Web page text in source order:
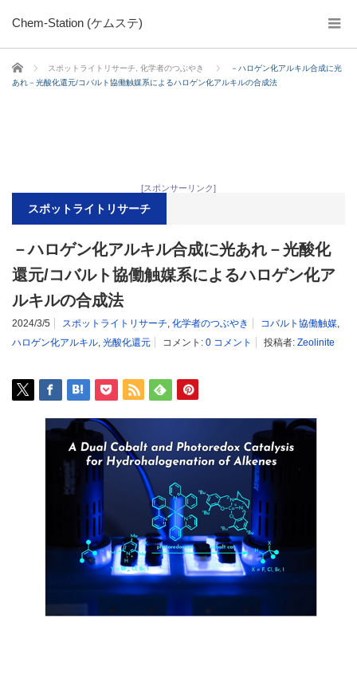
Chem-Station (ケムステ)
ホーム スポットライトリサーチ 化学者のつぶやき
－ハロゲン化アルキル合成に光
あれ－光酸化還元/コバルト協働触媒系によるハロゲン化アルキルの合成法
[スポンサーリンク]
スポットライトリサーチ
－ハロゲン化アルキル合成に光あれ－光酸化
還元/コバルト協働触媒系によるハロゲン化ア
ルキルの合成法
2024/3/5 スポットライトリサーチ, 化学者のつぶやき コバルト協働触媒,
ハロゲン化アルキル, 光酸化還元 コメント: 0 コメント 投稿者: Zeolinite